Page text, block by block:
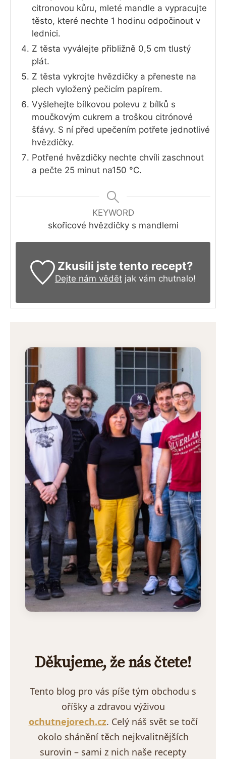
citronovou kůru, mleté mandle a vypracujte
těsto, které nechte 1 hodinu odpočinout v
lednici.
Z těsta vyválejte přibližně 0,5 cm tlustý
plát.
Z těsta vykrojte hvězdičky a přeneste na
plech vyložený pečicím papírem.
Vyšlehejte bílkovou polevu z bílků s
moučkovým cukrem a troškou citrónové
šťávy. S ní před upečením potřete jednotlivé
hvězdičky.
Potřené hvězdičky nechte chvíli zaschnout
a pečte 25 minut na150 °C.
KEYWORD
skořicové hvězdičky s mandlemi
Zkusili jste tento recept?
Dejte nám vědětjak vám chutnalo!
Děkujeme, že nás čtete!
Tento blog pro vás píše tým obchodu s
oříšky a zdravou výživou
ochutnejorech.cz. Celý náš svět se točí
okolo shánění těch nejkvalitnějších
surovin – sami z nich naše recepty